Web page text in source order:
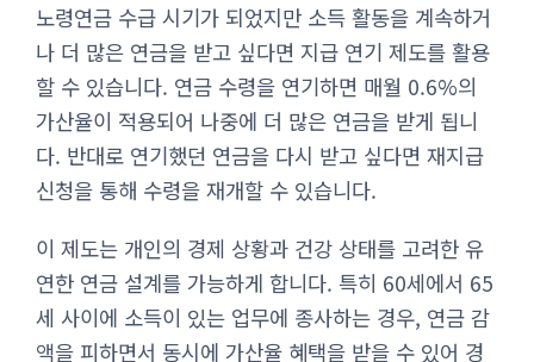
노령연금 수급 시기가 되었지만 소득 활동을 계속하거
나 더 많은 연금을 받고 싶다면 지급 연기 제도를 활용
할 수 있습니다. 연금 수령을 연기하면 매월 0.6%의
가산율이 적용되어 나중에 더 많은 연금을 받게 됩니
다. 반대로 연기했던 연금을 다시 받고 싶다면 재지급
신청을 통해 수령을 재개할 수 있습니다.
이 제도는 개인의 경제 상황과 건강 상태를 고려한 유
연한 연금 설계를 가능하게 합니다. 특히 60세에서 65
세 사이에 소득이 있는 업무에 종사하는 경우, 연금 감
액을 피하면서 동시에 가산율 혜택을 받을 수 있어 경